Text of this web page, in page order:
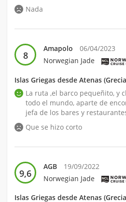
Nada
8
Amapolo
06/04/2023
Norwegian Jade
Islas Griegas desde Atenas
La ruta ,el barco pequeñito, y
todo el mundo, aparte de
jefa de los bares y
Que se hizo corto
9,6
AGB
19/09/2022
Norwegian Jade
Islas Griegas desde Atenas